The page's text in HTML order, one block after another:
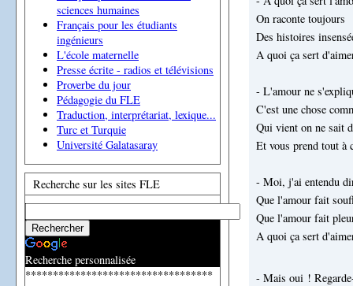
sciences humaines
Français pour les étudiants
ingénieurs
L'école maternelle
Presse écrite - radios et télévisions
Proverbe du jour
Pédagogie du FLE
Traduction, interprétariat, lexique...
Turc et Turquie
Université Galatasaray
Recherche sur les sites FLE
Recherche personnalisée
**********************************
On raconte toujours
Des histoires
A quoi ça sert
- L'amour ne
C'est une chose
Qui vient on ne sait
Et vous prend tout à
- Moi, j'ai entendu
Que l'amour fait
Que l'amour fait
A quoi ça sert
- Mais oui !